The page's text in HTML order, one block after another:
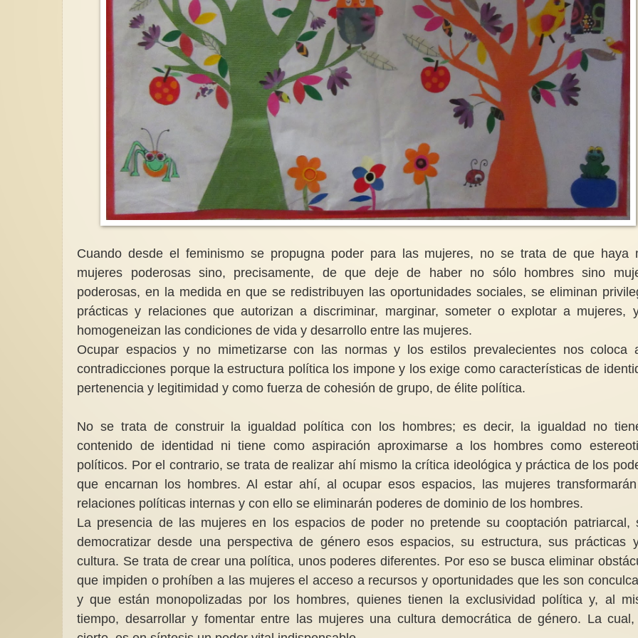
Cuando desde el feminismo se propugna poder para las mujeres, no se trata de que haya
mujeres poderosas sino, precisamente, de que deje de haber no sólo hombres sino
poderosas, en la medida en que se redistribuyen las oportunidades sociales, se eliminan
prácticas y relaciones que autorizan a discriminar, marginar, someter o explotar a mujeres,
homogeneizan las condiciones de vida y desarrollo entre las mujeres.
Ocupar espacios y no mimetizarse con las normas y los estilos prevalecientes nos coloca
contradicciones porque la estructura política los impone y los exige como características de
pertenencia y legitimidad y como fuerza de cohesión de grupo, de élite política.
No se trata de construir la igualdad política con los hombres; es decir, la igualdad no
contenido de identidad ni tiene como aspiración aproximarse a los hombres como
políticos. Por el contrario, se trata de realizar ahí mismo la crítica ideológica y práctica de los
que encarnan los hombres. Al estar ahí, al ocupar esos espacios, las mujeres
relaciones políticas internas y con ello se eliminarán poderes de dominio de los hombres.
La presencia de las mujeres en los espacios de poder no pretende su cooptación patriarcal,
democratizar desde una perspectiva de género esos espacios, su estructura, sus prácticas
cultura. Se trata de crear una política, unos poderes diferentes. Por eso se busca eliminar
que impiden o prohíben a las mujeres el acceso a recursos y oportunidades que les son
y que están monopolizadas por los hombres, quienes tienen la exclusividad política y, al
tiempo, desarrollar y fomentar entre las mujeres una cultura democrática de género. La
El empleo del tiempo y las mujeres
Recientemente ha tenido lugar la
XI Jornada de Asociación de
marzo, memoria lucha y resistencia
Cada año, febrero y marzo nos
convocan a la memoria, pues
contienen fechas instauradas
¿Porqué leer
árabe?
Ser hispana y vivir
Unidos, me ha
familiarizada con la